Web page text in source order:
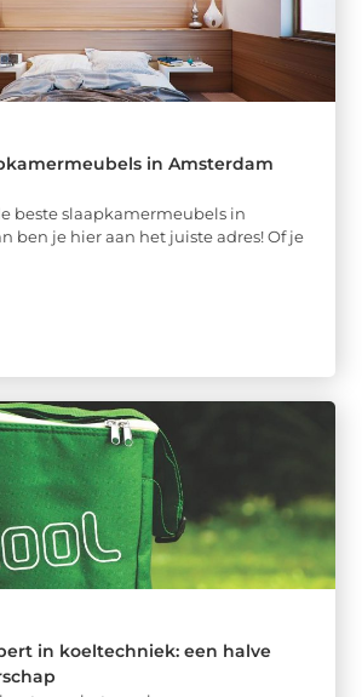
in Amsterdam
beste slaapkamermeubels in
ben je hier aan het juiste adres! Of je
in koeltechniek: een halve